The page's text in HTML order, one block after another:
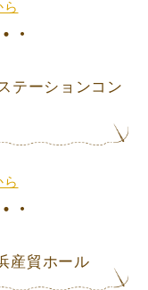
ーションコン
ら
貿ホール